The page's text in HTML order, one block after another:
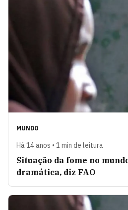
MUNDO
Há 14 anos • 1 min de leitura
Situação da fome no
dramática, diz FAO